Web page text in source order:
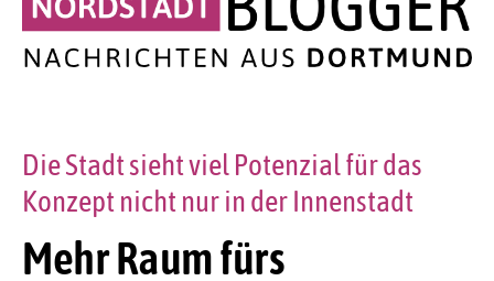
Mehr Raum fürs
Die Stadt sieht viel Potenzial für das
Konzept nicht nur in der Innenstadt